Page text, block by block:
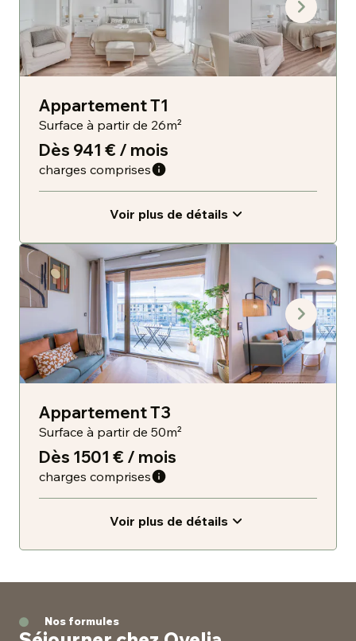
Appartement T1
Surface à partir de 26m²
Dès 941 € / mois
charges comprises
Voir plus de détails
Appartement T3
Surface à partir de 50m²
Dès 1501 € / mois
charges comprises
Voir plus de détails
Nos formules